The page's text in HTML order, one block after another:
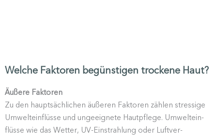
Welche Faktoren begünstigen trockene Haut?
Äußere Faktoren
Zu den haupt­säch­lichen äußeren Faktoren zählen stressige
Umwelt­ein­flüsse und ungeeignete Hautpflege. Umwelt­ein­
flüsse wie das Wetter, UV-Einstrahlung oder Luftver­